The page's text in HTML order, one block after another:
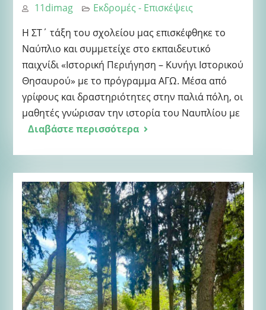
11dimag
Εκδρομές - Επισκέψεις
Η ΣΤ΄ τάξη του σχολείου μας επισκέφθηκε το
Ναύπλιο και συμμετείχε στο εκπαιδευτικό
παιχνίδι «Ιστορική Περιήγηση – Κυνήγι Ιστορικού
Θησαυρού» με το πρόγραμμα ΑΓΩ. Μέσα από
γρίφους και δραστηριότητες στην παλιά πόλη, οι
μαθητές γνώρισαν την ιστορία του Ναυπλίου με
Διαβάστε περισσότερα